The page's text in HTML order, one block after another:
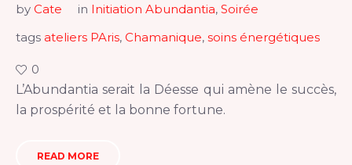
by Cate in Initiation Abundantia, Soirée
tags ateliers PAris, Chamanique, soins énergétiques
0
L’Abundantia serait la Déesse qui amène le succès,
la prospérité et la bonne fortune.
READ MORE